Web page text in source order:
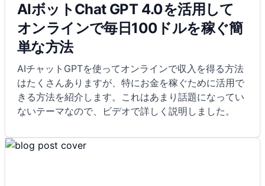
AIボットChat GPT 4.0を活用して
オンラインで毎日100ドルを稼ぐ簡
単な方法
AIチャットGPTを使ってオンラインで収入を得る方法
はたくさんありますが、特にお金を稼ぐために活用で
きる方法を紹介します。これはあまり話題になってい
ないテーマなので、ビデオで詳しく説明しました。